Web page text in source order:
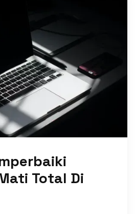
Total Di